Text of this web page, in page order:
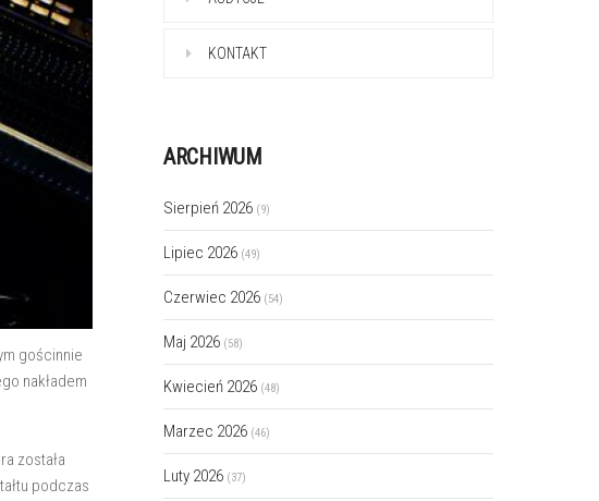
gościnnie
nakładem
została
podczas
KONTAKT
ARCHIWUM
Sierpień 2026 (9)
Lipiec 2026 (49)
Czerwiec 2026 (54)
Maj 2026 (58)
Kwiecień 2026 (48)
Marzec 2026 (46)
Luty 2026 (37)